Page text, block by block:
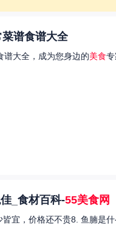
谱食谱大全
谱大全，成为您身边的美食
_食材百科-55美食网
宜，价格还不贵8. 鱼腩是